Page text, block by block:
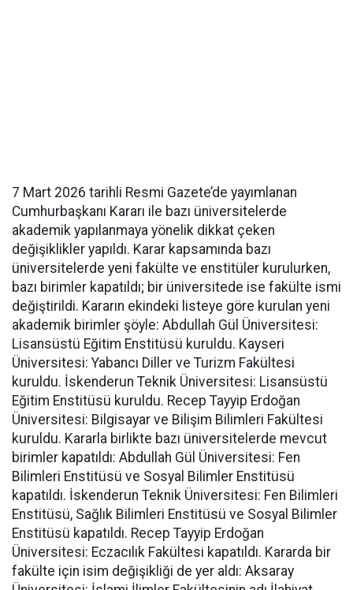
7 Mart 2026 tarihli Resmi Gazete’de yayımlanan
Cumhurbaşkanı Kararı ile bazı üniversitelerde
akademik yapılanmaya yönelik dikkat çeken
değişiklikler yapıldı. Karar kapsamında bazı
üniversitelerde yeni fakülte ve enstitüler kurulurken,
bazı birimler kapatıldı; bir üniversitede ise fakülte ismi
değiştirildi. Kararın ekindeki listeye göre kurulan yeni
akademik birimler şöyle: Abdullah Gül Üniversitesi:
Lisansüstü Eğitim Enstitüsü kuruldu. Kayseri
Üniversitesi: Yabancı Diller ve Turizm Fakültesi
kuruldu. İskenderun Teknik Üniversitesi: Lisansüstü
Eğitim Enstitüsü kuruldu. Recep Tayyip Erdoğan
Üniversitesi: Bilgisayar ve Bilişim Bilimleri Fakültesi
kuruldu. Kararla birlikte bazı üniversitelerde mevcut
birimler kapatıldı: Abdullah Gül Üniversitesi: Fen
Bilimleri Enstitüsü ve Sosyal Bilimler Enstitüsü
kapatıldı. İskenderun Teknik Üniversitesi: Fen Bilimleri
Enstitüsü, Sağlık Bilimleri Enstitüsü ve Sosyal Bilimler
Enstitüsü kapatıldı. Recep Tayyip Erdoğan
Üniversitesi: Eczacılık Fakültesi kapatıldı. Kararda bir
fakülte için isim değişikliği de yer aldı: Aksaray